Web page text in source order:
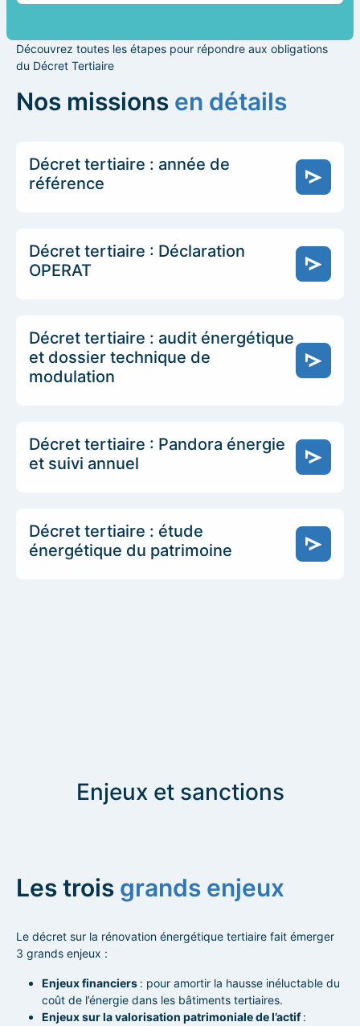
Découvrez toutes les étapes pour répondre aux obligations
du Décret Tertiaire
Nos missions en détails
Décret tertiaire : année de
référence
Décret tertiaire : Déclaration
OPERAT
Décret tertiaire : audit énergétique
et dossier technique de
modulation
Décret tertiaire : Pandora énergie
et suivi annuel
Décret tertiaire : étude
énergétique du patrimoine
Enjeux et sanctions
Les trois grands enjeux
Le décret sur la rénovation énergétique tertiaire fait émerger
3 grands enjeux :
Enjeux financiers : pour amortir la hausse inéluctable du
coût de l’énergie dans les bâtiments tertiaires.
Enjeux sur la valorisation patrimoniale de l’actif: